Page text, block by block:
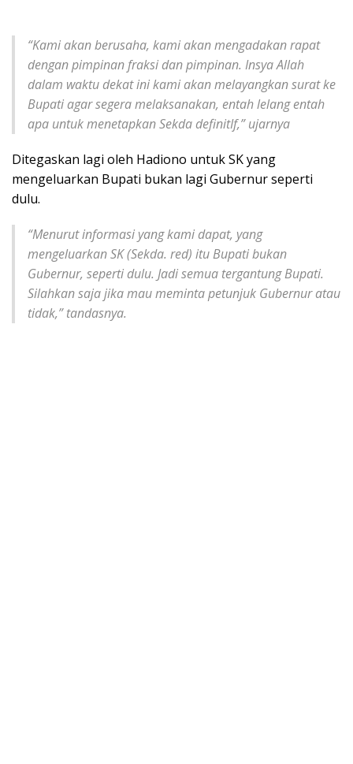
“Kami akan berusaha, kami akan mengadakan rapat
dengan pimpinan fraksi dan pimpinan. Insya Allah
dalam waktu dekat ini kami akan melayangkan surat ke
Bupati agar segera melaksanakan, entah lelang entah
apa untuk menetapkan Sekda definitIf,” ujarnya
Ditegaskan lagi oleh Hadiono untuk SK yang
mengeluarkan Bupati bukan lagi Gubernur seperti
dulu.
“Menurut informasi yang kami dapat, yang
mengeluarkan SK (Sekda. red) itu Bupati bukan
Gubernur, seperti dulu. Jadi semua tergantung Bupati.
Silahkan saja jika mau meminta petunjuk Gubernur atau
tidak,” tandasnya.